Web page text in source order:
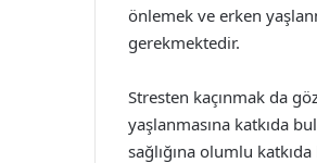
önlemek ve erken
gerekmektedir.
Stresten kaçınmak da
yaşlanmasına katkıda
sağlığına olumlu